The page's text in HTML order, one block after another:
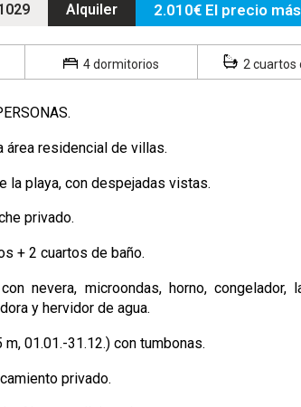
Alquiler 2.010€ El precio
4 dormitorios 2 cuartos
área residencial de villas.
la playa, con despejadas vistas.
privado.
+ 2 cuartos de baño.
nevera, microondas, horno, congelador,
y hervidor de agua.
01.01.-31.12.) con tumbonas.
privado.